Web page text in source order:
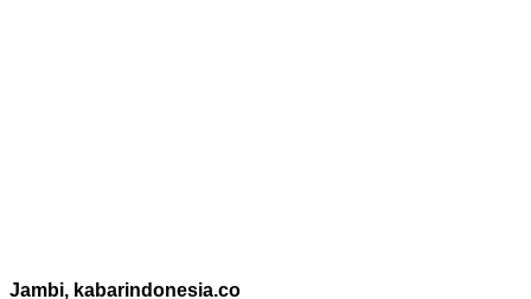
Jambi, kabarindonesia.co